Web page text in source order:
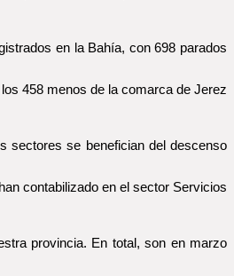
en la Bahía, con 698 parados
458 menos de la comarca de Jerez.
sectores se benefician del descenso
contabilizado en el sector Servicios.
provincia. En total, son en marzo